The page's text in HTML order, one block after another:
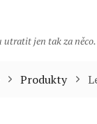
jen tak za
Produkty